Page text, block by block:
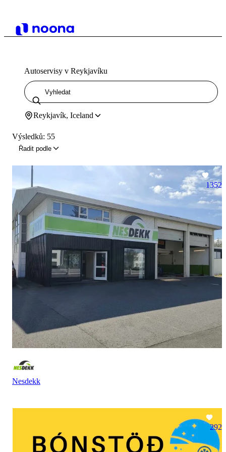
Autoservisy v Reykjavíku
Reykjavík, Iceland
Výsledků: 55
Řadit podle
1352
Nesdekk
292